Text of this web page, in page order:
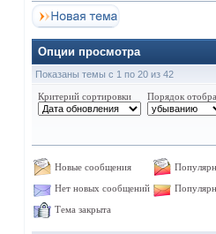
Опции просмотра
Показаны темы с 1 по 20 из 42
Критерий сортировки Порядок
Новые сообщения
Нет новых сообщений
Тема закрыта